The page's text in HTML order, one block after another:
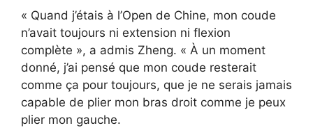
« Quand j’étais à l’Open de Chine, mon coude
n’avait toujours ni extension ni flexion
complète », a admis Zheng. « À un moment
donné, j’ai pensé que mon coude resterait
comme ça pour toujours, que je ne serais jamais
capable de plier mon bras droit comme je peux
plier mon gauche.